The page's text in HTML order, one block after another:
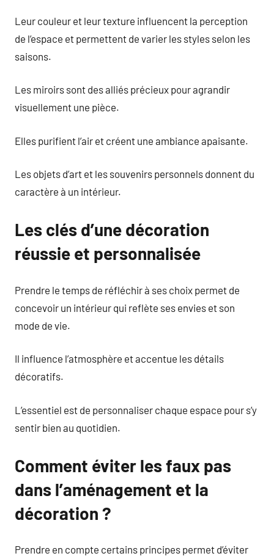
Leur couleur et leur texture influencent la perception
de l’espace et permettent de varier les styles selon les
saisons.
Les miroirs sont des alliés précieux pour agrandir
visuellement une pièce.
Elles purifient l’air et créent une ambiance apaisante.
Les objets d’art et les souvenirs personnels donnent du
caractère à un intérieur.
Les clés d’une décoration
réussie et personnalisée
Prendre le temps de réfléchir à ses choix permet de
concevoir un intérieur qui reflète ses envies et son
mode de vie.
Il influence l’atmosphère et accentue les détails
décoratifs.
L’essentiel est de personnaliser chaque espace pour s’y
sentir bien au quotidien.
Comment éviter les faux pas
dans l’aménagement et la
décoration ?
Prendre en compte certains principes permet d’éviter